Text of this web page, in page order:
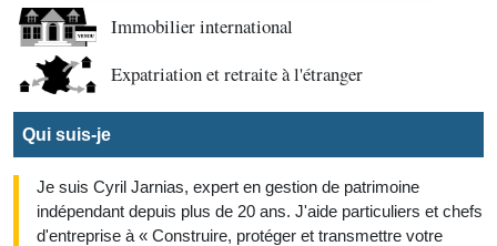
Immobilier international
Expatriation et retraite à l'étranger
Qui suis-je
Je suis Cyril Jarnias, expert en gestion de patrimoine
indépendant depuis plus de 20 ans. J'aide particuliers et chefs
d'entreprise à « Construire, protéger et transmettre votre